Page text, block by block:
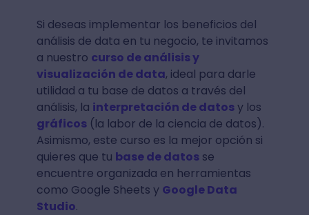
Si deseas implementar los beneficios del
análisis de data en tu negocio, te invitamos
a nuestro curso de análisis y
visualización de data, ideal para darle
utilidad a tu base de datos a través del
análisis, la interpretación de datosy los
gráficos(la labor de la ciencia de datos).
Asimismo, este curso es la mejor opción si
quieres que tu base de datosse
encuentre organizada en herramientas
como Google Sheets y Google Data
Studio.